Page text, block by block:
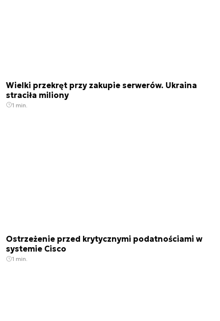
Wielki przekręt przy zakupie serwerów. Ukraina
straciła miliony
1 min.
Ostrzeżenie przed krytycznymi podatnościami w
systemie Cisco
1 min.